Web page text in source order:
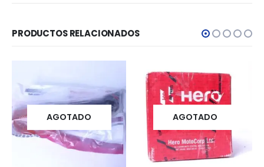
PRODUCTOS RELACIONADOS
AGOTADO AGOTADO